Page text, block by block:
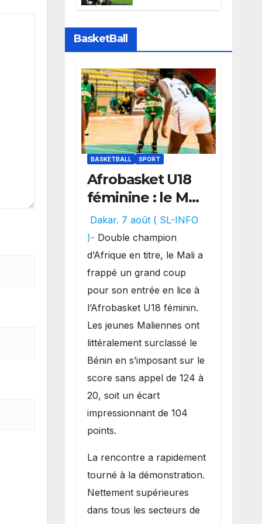
Sports perd la
Liga
BasketBall
BASKETBALL SPORT
Afrobasket U18
féminine : le Mali
réalise un
véritable festival
offensif et
inflige une
lourde défaite
au Bénin.
Dakar. 7 août ( SL-INFO
)- Double champion
d’Afrique en titre, le Mali a
frappé un grand coup
pour son entrée en lice à
l’Afrobasket U18 féminin.
Les jeunes Maliennes ont
littéralement surclassé le
Bénin en s’imposant sur le
score sans appel de 124 à
20, soit un écart
impressionnant de 104
points.
La rencontre a rapidement
tourné à la démonstration.
Nettement supérieures
dans tous les secteurs de